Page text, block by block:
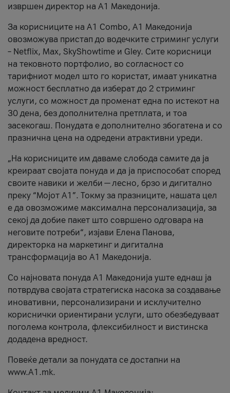
извршен директор на А1 Македонија.
За корисниците на A1 Combo, А1 Македонија
овозможува пристап до водечките стриминг услуги
– Netflix, Max, SkyShowtime и Gley. Сите корисници
на тековното портфолио, во согласност со
тарифниот модел што го користат, имаат уникатна
можност бесплатно да изберат до 2 стриминг
услуги, со можност да променат една по истекот на
30 дена, без дополнителна претплата, и тоа
засекогаш. Понудата е дополнително збогатена и со
празнична цена на одредени атрактивни уреди.
„На корисниците им даваме слобода самите да ја
креираат својата понуда и да ја приспособат според
своите навики и желби — лесно, брзо и дигитално
преку “Мојот А1”. Токму за празниците, нашата цел
е да овозможиме максимална персонализација, за
секој да добие пакет што совршено одговара на
неговите потреби“, изјави Елена Панова,
директорка на маркетинг и дигитална
трансформација во А1 Македонија.
Со најновата понуда А1 Македонија уште еднаш ја
потврдува својата стратегиска насока за создавање
иновативни, персонализирани и исклучително
кориснички ориентирани услуги, што обезбедуваат
поголема контрола, флексибилност и вистинска
додадена вредност.
Повеќе детали за понудата се достапни на
www.А1.mk.